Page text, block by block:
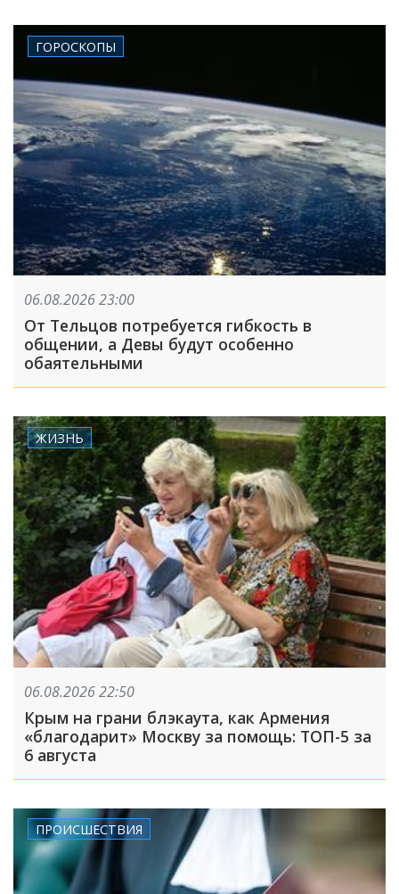
ГОРОСКОПЫ
06.08.2026 23:00
От Тельцов потребуется гибкость в
общении, а Девы будут особенно
обаятельными
ЖИЗНЬ
06.08.2026 22:50
Крым на грани блэкаута, как Армения
«благодарит» Москву за помощь: ТОП-5 за
6 августа
ПРОИСШЕСТВИЯ